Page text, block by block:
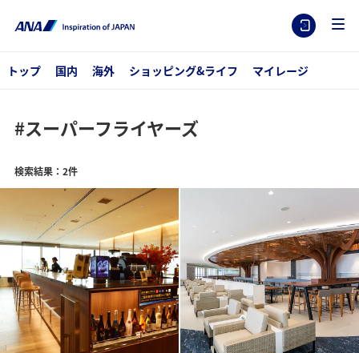
トップ 国内 海外 ショッピング&ライフ マイレージ
#スーパーフライヤーズ
検索結果：2件